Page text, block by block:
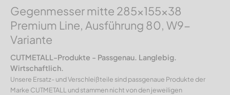
Gegenmesser mitte 285x155x38
Premium Line, Ausführung 80, W9-
Variante
CUTMETALL-Produkte - Passgenau. Langlebig.
Wirtschaftlich.
Unsere Ersatz- und Verschleißteile sind passgenaue Produkte der
Marke CUTMETALL und stammen nicht von den jeweiligen